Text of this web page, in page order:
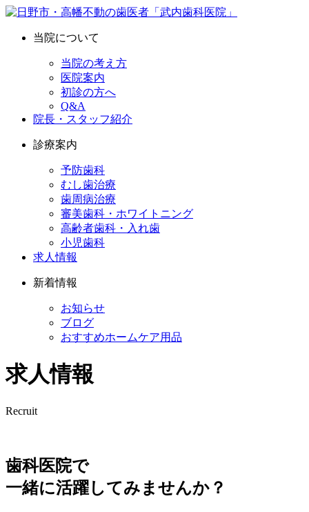
当院について
当院の考え方
医院案内
初診の方へ
Q&A
院長・スタッフ紹介
診療案内
予防歯科
むし歯治療
歯周病治療
審美歯科・ホワイトニング
高齢者歯科・入れ歯
小児歯科
求人情報
新着情報
お知らせ
ブログ
おすすめホームケア用品
求人情報
Recruit
歯科医院で
一緒に活躍してみませんか？